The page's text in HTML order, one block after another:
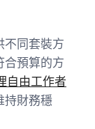
不同套裝方
合預算的方
自由工作者
持財務穩